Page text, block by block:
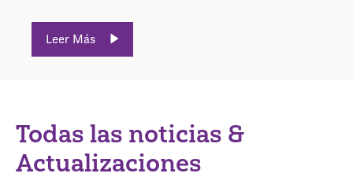
Leer Más
Todas las noticias &
Actualizaciones